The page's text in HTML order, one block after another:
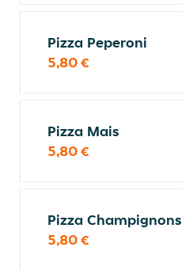
Pizza Peperoni
5,80 €
Pizza Mais
5,80 €
Pizza Champignons
5,80 €